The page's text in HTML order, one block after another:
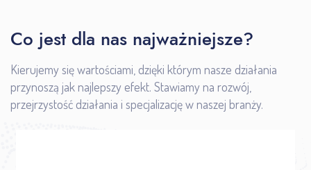
Co jest dla nas najważniejsze?
Kierujemy się wartościami, dzięki którym nasze działania
przynoszą jak najlepszy efekt. Stawiamy na rozwój,
przejrzystość działania i specjalizację w naszej branży.